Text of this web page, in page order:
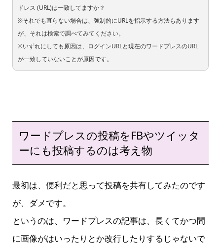
ドレス (URL)は一致してますか？
※それでも直らない場合は、強制的にURLを指示する方法もあります
が、それは検索で調べてみてください。
※いずれにしても原因は、ログインURLと現在のワードプレスのURL
が一致していないことが原因です。
ワードプレスの投稿をFBやツイッタ
ーにも投稿するのは考え物
最初は、便利だと思って投稿を共有してみたのです
が、ダメです。
というのは、ワードプレスの記事は、長くてかつ間
に画像がはいったりとか改行したりするじゃないで